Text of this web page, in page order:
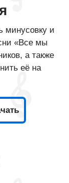
минусовку и
«Все мы
а также
её на